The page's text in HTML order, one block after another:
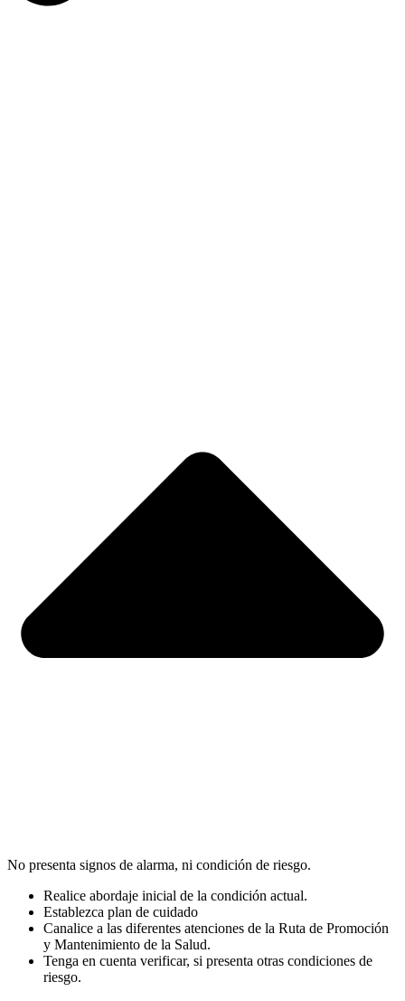
No presenta signos de alarma, ni condición de riesgo.
Realice abordaje inicial de la condición actual.
Establezca plan de cuidado
Canalice a las diferentes atenciones de la Ruta de Promoción
y Mantenimiento de la Salud.
Tenga en cuenta verificar, si presenta otras condiciones de
riesgo.